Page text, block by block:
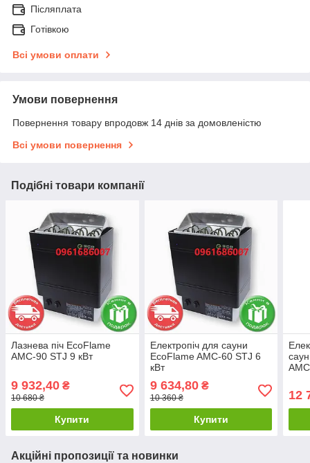
Післяплата
Готівкою
Всі умови оплати
Умови повернення
Повернення товару впродовж 14 днів за домовленістю
Всі умови повернення
Подібні товари компанії
Лазнева піч EcoFlame
AMC-90 STJ 9 кВт
9 932,40 ₴
10 680 ₴
Купити
Електропіч для сауни
EcoFlame AMC-60 STJ 6
кВт
9 634,80₴
10 360 ₴
Купити
12
Акційні пропозиції та новинки